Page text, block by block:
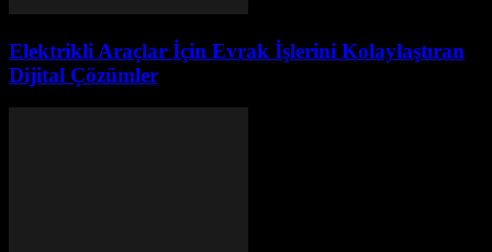
Elektrikli Araçlar İçin Evrak İşlerini Kolaylaştıran
Dijital Çözümler